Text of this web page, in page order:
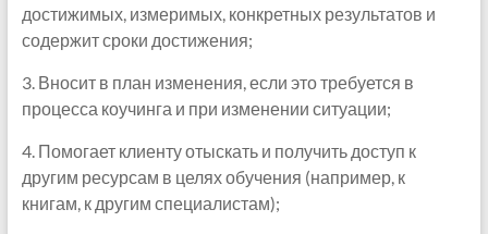
достижимых, измеримых, конкретных результатов и
содержит сроки достижения;
3. Вносит в план изменения, если это требуется в
процесса коучинга и при изменении ситуации;
4. Помогает клиенту отыскать и получить доступ к
другим ресурсам в целях обучения (например, к
книгам, к другим специалистам);